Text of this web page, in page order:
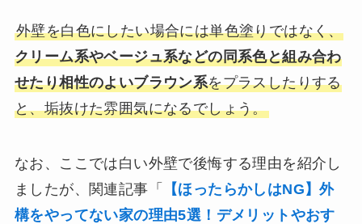
外壁を白色にしたい場合には単色塗りではなく、
クリーム系やベージュ系などの同系色と組み合わ
せたり相性のよいブラウン系をプラスしたりする
と、垢抜けた雰囲気になるでしょう。
なお、ここでは白い外壁で後悔する理由を紹介し
ましたが、関連記事「
【ほったらかしはNG】外
構をやってない家の理由5選！デメリットやおす